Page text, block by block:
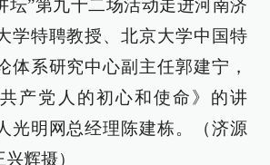
坛”第九十二场活动走进河南济
学特聘教授、北京大学中国特
体系研究中心副主任郭建宁，
产党人的初心和使命》的讲
光明网总经理陈建栋。（济源
辉摄）